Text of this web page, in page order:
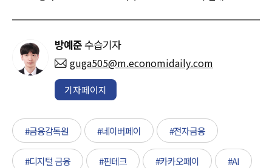
방예준수습기자
guga505@m.economidaily.com
기자페이지
#금융감독원 #네이버페이 #전자금융
#디지털 금융 #핀테크 #카카오페이 #AI